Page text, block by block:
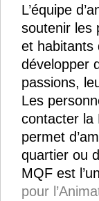
L’équipe
soutenir les
et habitants
développer
passions,
Les
contacter la
permet
quartier ou
MQF est
pour